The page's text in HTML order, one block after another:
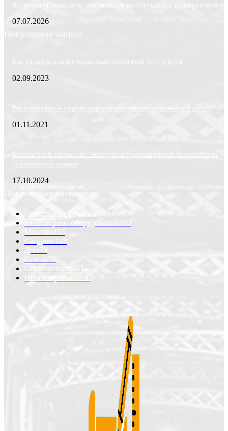
Чугунная угловая печь: особенности конструкции и критерии выбора
07.07.2026
Популярные записи
Как уложить плитку правильно пошаговая инструкция
02.09.2023
Восстановление старого паркета как вернуть ему былую красоту
01.11.2021
Безопасность на высоте: Экспертиза промышленной безопасности
строительных кранов
17.10.2024
Популярные категории
Ремонт и отделка
Инженерное оборудование
240
Монтаж
153
Сайдинг
148
Дом 79
Разное 76
Строительство
Проектирование